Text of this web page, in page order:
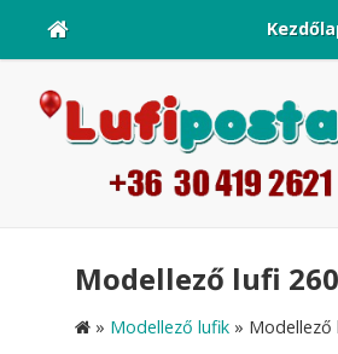
Modellező lufi
» Modellező lufik » Modellező